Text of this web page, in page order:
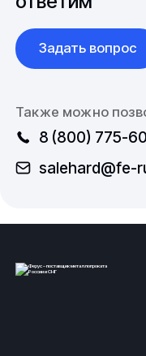
продукции: прочных
Заготовки из
металлопроката и
Значительный
материалов,
Федерации и стран
согласно
заготовку. Узнать
другие вопросы,
Задать вопрос
Также можно
8 (800) 775-
salehard@fe-